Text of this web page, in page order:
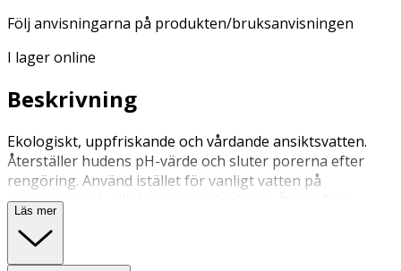
Följ anvisningarna på produkten/bruksanvisningen
I lager online
Beskrivning
Ekologiskt, uppfriskande och vårdande ansiktsvatten.
Återställer hudens pH-värde och sluter porerna efter
rengöring. Använd istället för vanligt vatten på
morgonen och alltid innan ansiktskräm. Även efter
rakning och som uppiggare under dagen. Passar alla
hudtyper.
Läs mer